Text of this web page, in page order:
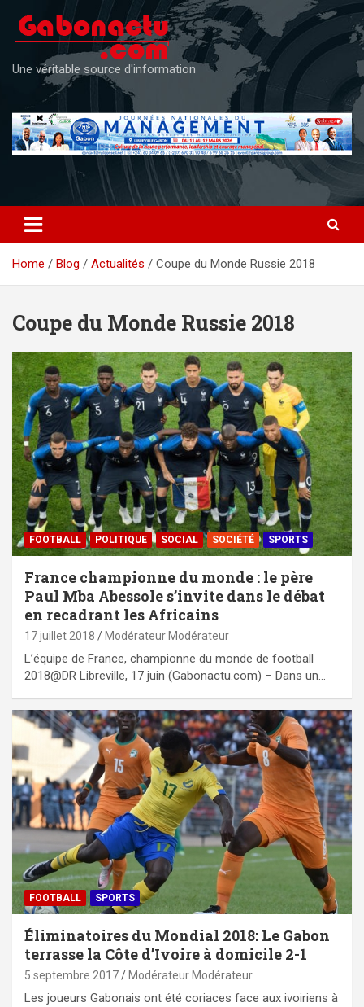
content
Une véritable source d'information
Home Blog Actualités Coupe du Monde Russie 2018
Coupe du Monde Russie 2018
FOOTBALL POLITIQUE SOCIAL SOCIÉTÉ SPORTS
France championne du monde : le père
Paul Mba Abessole s’invite dans le débat
en recadrant les Africains
17 juillet 2018 Modérateur Modérateur
L’équipe de France, championne du monde de football
2018@DR Libreville, 17 juin (Gabonactu.com) – Dans un…
FOOTBALL SPORTS
Éliminatoires du Mondial 2018: Le Gabon
terrasse la Côte d’Ivoire à domicile 2-1
5 septembre 2017 Modérateur Modérateur
Les joueurs Gabonais ont été coriaces face aux ivoiriens à